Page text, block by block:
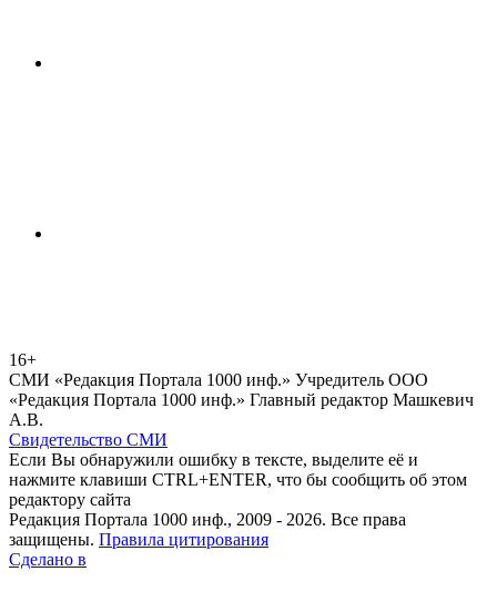
16+
СМИ «Редакция Портала 1000 инф.» Учредитель ООО
«Редакция Портала 1000 инф.» Главный редактор Машкевич
А.В.
Свидетельство СМИ
Если Вы обнаружили ошибку в тексте, выделите её и
нажмите клавиши CTRL+ENTER, что бы сообщить об этом
редактору сайта
Редакция Портала 1000 инф., 2009 - 2026. Все права
защищены. Правила цитирования
Сделано в